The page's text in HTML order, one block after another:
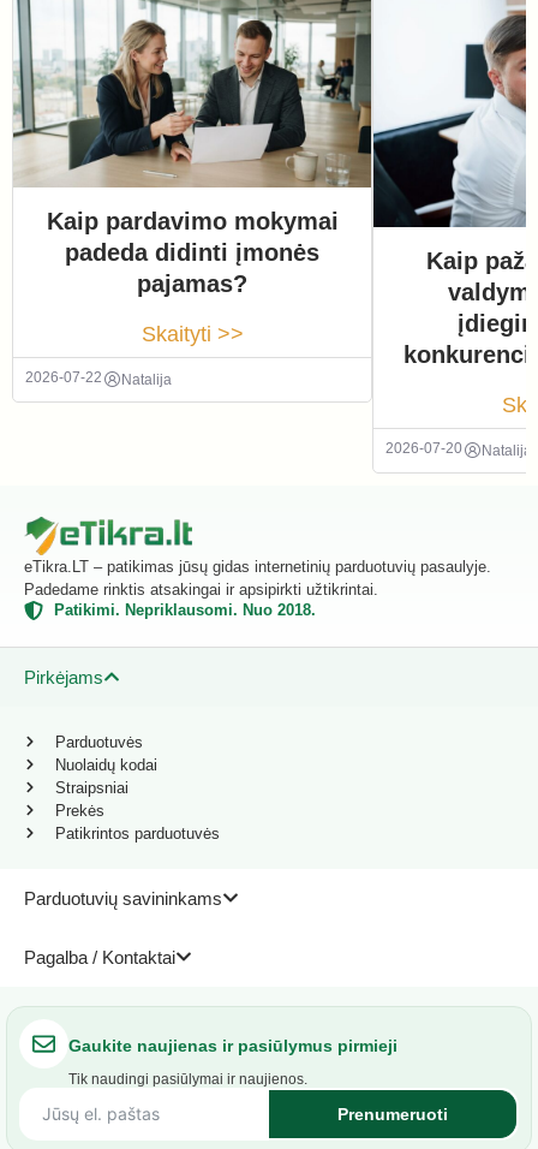
Kaip pardavimo mokymai
padeda didinti įmonės
pajamas?
Skaityti >>
2026-07-22 Natalija
Kaip
2026-07-20 Natalija
eTikra.LT – patikimas jūsų gidas internetinių parduotuvių pasaulyje.
Padedame rinktis atsakingai ir apsipirkti užtikrintai.
Patikimi. Nepriklausomi. Nuo 2018.
Pirkėjams
Parduotuvių savininkams
Pagalba / Kontaktai
Parduotuvės
Nuolaidų kodai
Straipsniai
Prekės
Patikrintos parduotuvės
Gaukite naujienas ir pasiūlymus pirmieji
Tik naudingi pasiūlymai ir naujienos.
Prenumeruoti